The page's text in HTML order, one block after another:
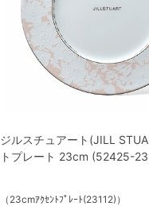
ジルスチュアート(JILL
トプレート 23cm (52425-
（23cmｱｸｾﾝﾄﾌﾟﾚｰﾄ(23112)）